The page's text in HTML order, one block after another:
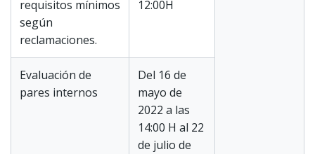
requisitos mínimos
según
reclamaciones.
12:00H
Evaluación de
pares internos
Del 16 de
mayo de
2022 a las
14:00 H al 22
de julio de